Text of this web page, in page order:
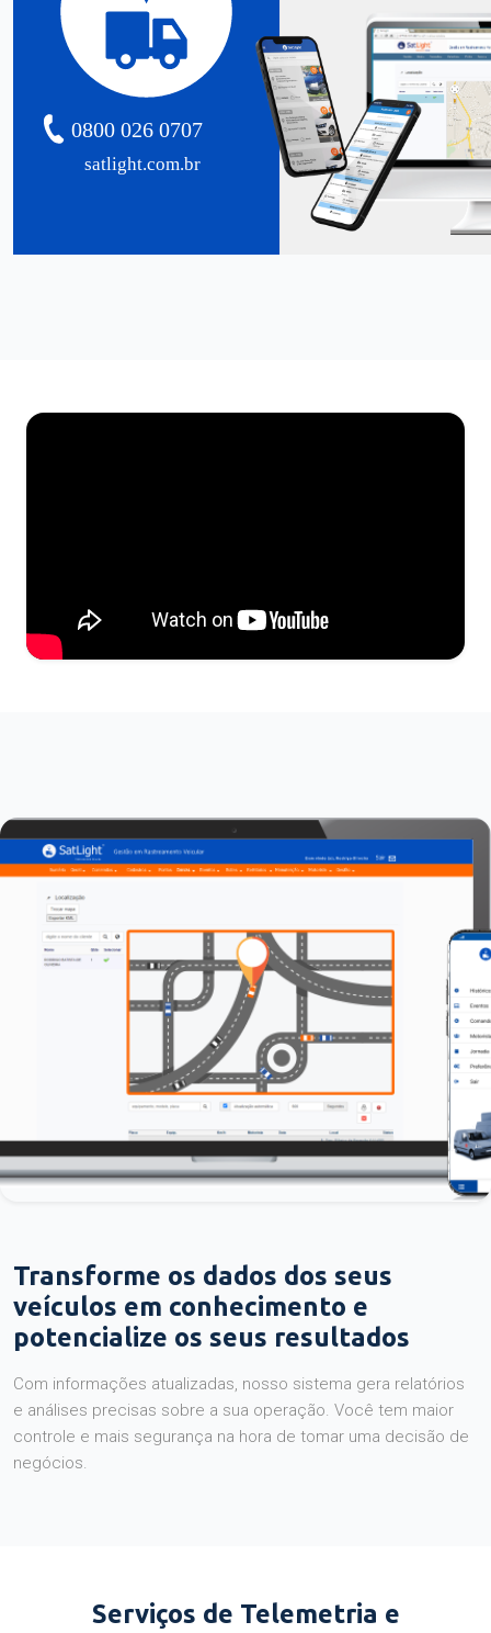
satlight.com.br
0800 026 0707
Transforme os dados dos seus
veículos em conhecimento e
potencialize os seus resultados
Com informações atualizadas, nosso sistema gera relatórios
e análises precisas sobre a sua operação. Você tem maior
controle e mais segurança na hora de tomar uma decisão de
negócios.
Serviços de Telemetria e